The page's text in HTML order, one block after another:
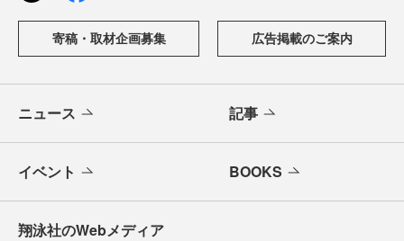
寄稿・取材企画募集 広告掲載のご案内
ニュース 記事
イベント BOOKS
翔泳社のWebメディア